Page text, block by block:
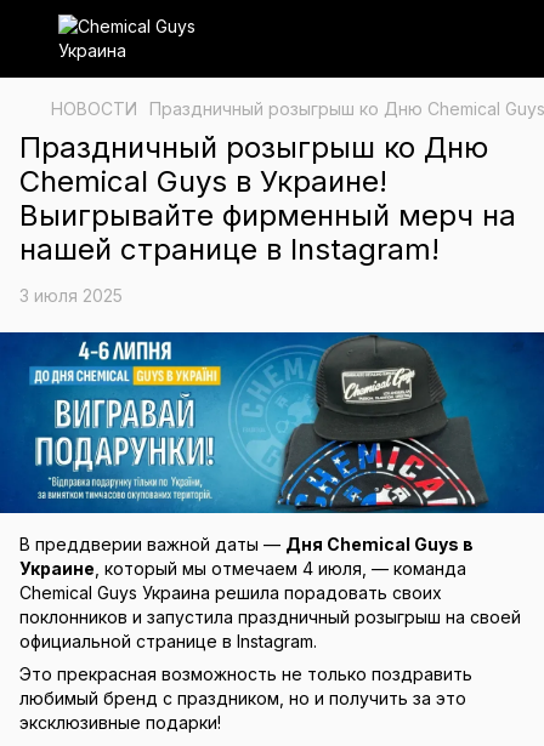
НОВОСТИ Праздничный розыгрыш ко Дню Chemical
Праздничный розыгрыш ко Дню
Chemical Guys в Украине!
Выигрывайте фирменный мерч на
нашей странице в Instagram!
3 июля 2025
В преддверии важной даты — Дня Chemical Guys в
Украине , который мы отмечаем 4 июля, — команда
Chemical Guys Украина решила порадовать своих
поклонников и запустила праздничный розыгрыш на своей
официальной странице в Instagram.
Это прекрасная возможность не только поздравить
любимый бренд с праздником, но и получить за это
эксклюзивные подарки!